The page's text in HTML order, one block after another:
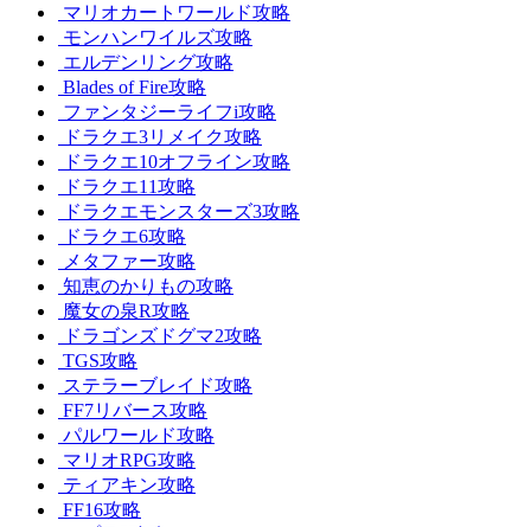
マリオカートワールド攻略
モンハンワイルズ攻略
エルデンリング攻略
Blades of Fire攻略
ファンタジーライフi攻略
ドラクエ3リメイク攻略
ドラクエ10オフライン攻略
ドラクエ11攻略
ドラクエモンスターズ3攻略
ドラクエ6攻略
メタファー攻略
知恵のかりもの攻略
魔女の泉R攻略
ドラゴンズドグマ2攻略
TGS攻略
ステラーブレイド攻略
FF7リバース攻略
パルワールド攻略
マリオRPG攻略
ティアキン攻略
FF16攻略